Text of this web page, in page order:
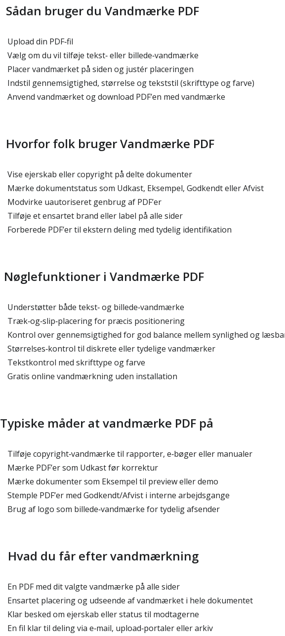
Sådan bruger du Vandmærke PDF
Upload din PDF‑fil
Vælg om du vil tilføje tekst‑ eller billede‑vandmærke
Placer vandmærket på siden og justér placeringen
Indstil gennemsigtighed, størrelse og tekststil (skrifttype og farve)
Anvend vandmærket og download PDF’en med vandmærke
Hvorfor folk bruger Vandmærke PDF
Vise ejerskab eller copyright på delte dokumenter
Mærke dokumentstatus som Udkast, Eksempel, Godkendt eller Afvist
Modvirke uautoriseret genbrug af PDF’er
Tilføje et ensartet brand eller label på alle sider
Forberede PDF’er til ekstern deling med tydelig identifikation
Nøglefunktioner i Vandmærke PDF
Understøtter både tekst‑ og billede‑vandmærke
Træk‑og‑slip‑placering for præcis positionering
Kontrol over gennemsigtighed for god balance mellem synlighed og
Størrelses‑kontrol til diskrete eller tydelige vandmærker
Tekstkontrol med skrifttype og farve
Gratis online vandmærkning uden installation
Typiske måder at vandmærke PDF på
Tilføje copyright‑vandmærke til rapporter, e‑bøger eller manualer
Mærke PDF’er som Udkast før korrektur
Mærke dokumenter som Eksempel til preview eller demo
Stemple PDF’er med Godkendt/Afvist i interne arbejdsgange
Brug af logo som billede‑vandmærke for tydelig afsender
Hvad du får efter vandmærkning
En PDF med dit valgte vandmærke på alle sider
Ensartet placering og udseende af vandmærket i hele dokumentet
Klar besked om ejerskab eller status til modtagerne
En fil klar til deling via e‑mail, upload‑portaler eller arkiv